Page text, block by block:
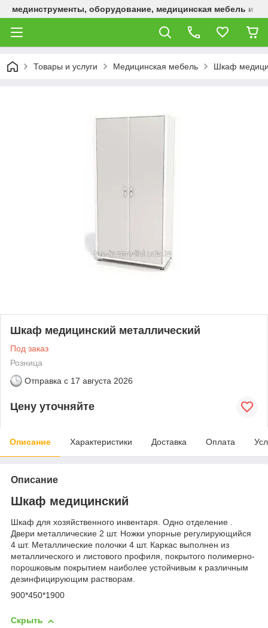
мединструменты, оборудование, медицинская мебель и
Товары и услуги Медицинская мебель Шкаф
Шкаф медицинский металлический
Под заказ
Розница
Отправка с 17 августа 2026
Цену уточняйте
Описание Характеристики Доставка Оплата
Описание
Шкаф медицинский
Шкаф для хозяйственного инвентаря. Одно отделение .
Двери металлические 2 шт. Ножки упорные регулирующийся
4 шт. Металлические полочки 4 шт. Каркас выполнен из
металлического и листового профиля, покрытого полимерно-
порошковым покрытием наиболее устойчивым к различным
дезинфицирующим растворам.
900*450*1900
Скрыть